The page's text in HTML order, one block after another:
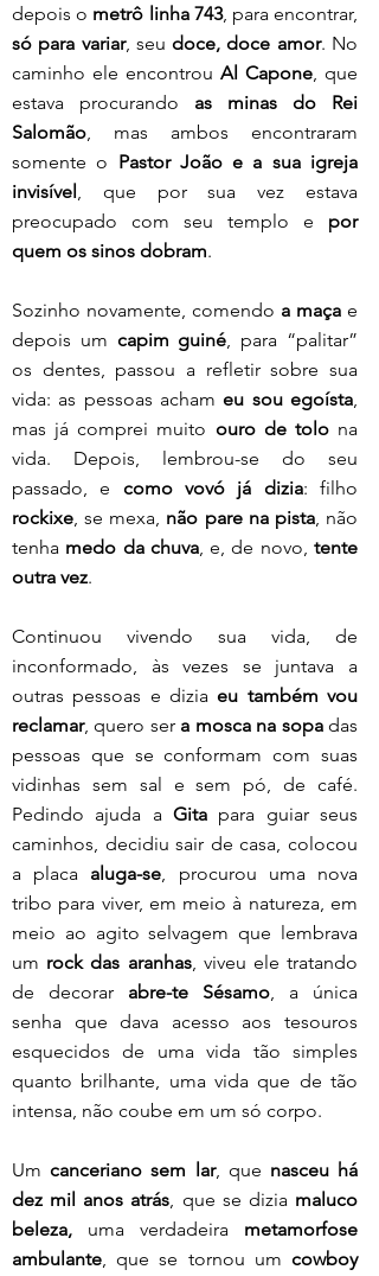
depois o metrô linha 743
só para variar, seu doce, doce amor. No
caminho ele encontrou Al Capone , que
estava procurando as minas do Rei
Salomão , mas ambos encontraram
somente o Pastor João e a sua igreja
invisível , que por sua vez estava
preocupado com seu templo e por
quem os sinos dobram.
Sozinho novamente, comendo a maça e
depois um capim guiné , para “palitar”
os dentes, passou a refletir sobre sua
vida: as pessoas acham eu sou egoísta
mas já comprei muito ouro de tolo na
vida. Depois, lembrou-se do seu
passado, e como vovó já dizia
rockixe , se mexa, não pare na pista, não
tenha medo da chuva, e, de novo, tente
outra vez.
Continuou vivendo sua vida, de
inconformado, às vezes se juntava a
outras pessoas e dizia eu também vou
reclamar, quero ser a mosca na sopa das
pessoas que se conformam com suas
vidinhas sem sal e sem pó, de café.
Pedindo ajuda a Gita para guiar seus
caminhos, decidiu sair de casa, colocou
a placa aluga-se , procurou uma nova
tribo para viver, em meio à natureza, em
meio ao agito selvagem que lembrava
um rock das aranhas, viveu ele tratando
de decorar abre-te Sésamo , a única
senha que dava acesso aos tesouros
esquecidos de uma vida tão simples
quanto brilhante, uma vida que de tão
intensa, não coube em um só corpo.
Um canceriano sem lar, que nasceu há
dez mil anos atrás , que se dizia maluco
beleza, uma verdadeira metamorfose
ambulante , que se tornou um cowboy